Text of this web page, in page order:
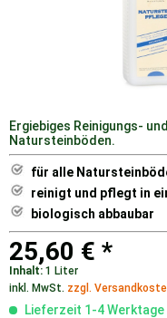
Ergiebiges Reinigungs-
Natursteinböden.
für alle
reinigt und pflegt in
biologisch abbaubar
25,60 € *
Inhalt: 1 Liter
inkl. MwSt. zzgl.
Lieferzeit 1-4 Werktage